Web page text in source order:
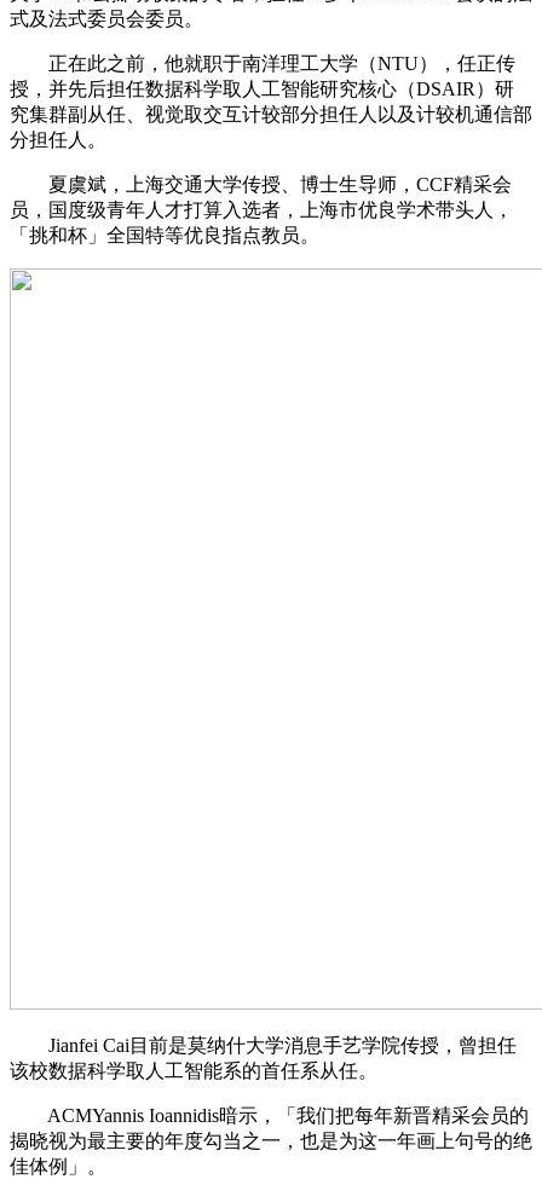
式及法式委员会委员。
正在此之前，他就职于南洋理工大学（NTU），任正传
授，并先后担任数据科学取人工智能研究核心（DSAIR）研
究集群副从任、视觉取交互计较部分担任人以及计较机通信部
分担任人。
夏虞斌，上海交通大学传授、博士生导师，CCF精采会
员，国度级青年人才打算入选者，上海市优良学术带头人，
「挑和杯」全国特等优良指点教员。
Jianfei Cai目前是莫纳什大学消息手艺学院传授，曾担任
该校数据科学取人工智能系的首任系从任。
ACMYannis Ioannidis暗示，「我们把每年新晋精采会员的
揭晓视为最主要的年度勾当之一，也是为这一年画上句号的绝
佳体例」。